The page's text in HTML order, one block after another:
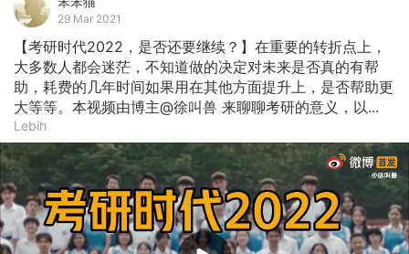
29 Mar 2021
【考研时代2022，是否还要继续？】在重要的转折点上，
大多数人都会迷茫，不知道做的决定对未来是否真的有帮
助，耗费的几年时间如果用在其他方面提升上，是否帮助更
大等等。本视频由博主@徐叫兽 来聊聊考研的意义，以...
Lebih